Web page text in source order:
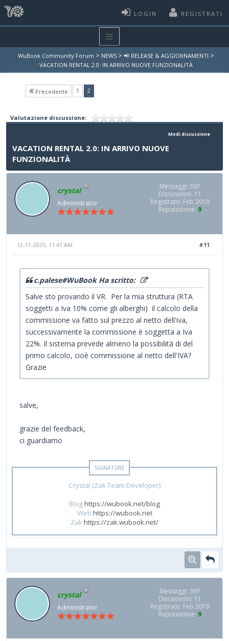
LOGIN REGISTRATI
WuBook Community Forum > NEWS > 📢 RELEASE & AGGIORNAMENTI >
VACATION RENTAL 2.0: IN ARRIVO NUOVE FUNZIONALITÀ
Precedente 1 2(current)
Valutazione discussione:
Modi discussione
VACATION RENTAL 2.0: IN ARRIVO NUOVE
FUNZIONALITÀ
crystal
Administrator
Messaggi: 397
Discussioni: 11
Registrato: Feb 2019
Reputazione: 9
#11
12-11-2025, 11:41 AM
c.palese#WuBook Ha scritto:
Salve sto provando il VR. Per la mia struttura (RTA
soggetti a Iva 10% come gli alberghi) il calcolo della
commissione va fatto sul prezzo al netto dell'iva,
successivamente la commissione è soggetta a Iva
22%. Il sistema prevede almeno la possibilità di del
primo calcolo, cioè commissione al netto dell'IVA?
Grazie
salve,
grazie del feedback,
ci guardiamo
Crystal (Zak Team Developer)
Bloghttps://wubook.net/blog
Web https://wubook.net
Zakhttps://zak.wubook.net/
crystal
Administrator
Messaggi: 397
Discussioni: 11
Registrato: Feb 2019
Reputazione: 9